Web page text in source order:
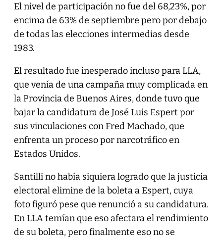
El nivel de participación no fue del 68,23%, por
encima de 63% de septiembre pero por debajo
de todas las elecciones intermedias desde
1983.
El resultado fue inesperado incluso para LLA,
que venía de una campaña muy complicada en
la Provincia de Buenos Aires, donde tuvo que
bajar la candidatura de José Luis Espert por
sus vinculaciones con Fred Machado, que
enfrenta un proceso por narcotráfico en
Estados Unidos.
Santilli no había siquiera logrado que la justicia
electoral elimine de la boleta a Espert, cuya
foto figuró pese que renunció a su candidatura.
En LLA temían que eso afectara el rendimiento
de su boleta, pero finalmente eso no se